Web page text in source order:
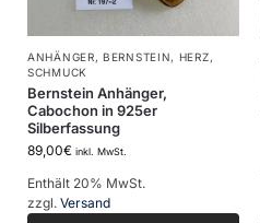
ANHÄNGER, BERNSTEIN, HERZ,
SCHMUCK
Bernstein Anhänger,
Cabochon in 925er
Silberfassung
89,00€ inkl. MwSt.
Enthält 20% MwSt.
zzgl. Versand